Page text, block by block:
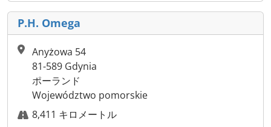
P.H. Omega
Anyżowa 54
81-589 Gdynia
ポーランド
Województwo pomorskie
8,411 キロメートル